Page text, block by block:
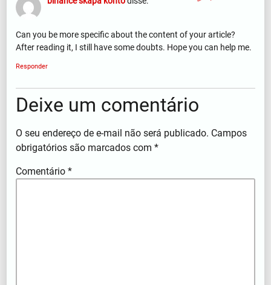
Can you be more specific about the content of your article?
After reading it, I still have some doubts. Hope you can help me.
Responder
Deixe um comentário
O seu endereço de e-mail não será publicado. Campos
obrigatórios são marcados com*
Comentário*